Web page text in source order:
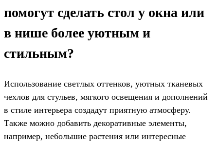
помогут сделать стол у окна или
в нише более уютным и
стильным?
Использование светлых оттенков, уютных тканевых
чехлов для стульев, мягкого освещения и дополнений
в стиле интерьера создадут приятную атмосферу.
Также можно добавить декоративные элементы,
например, небольшие растения или интересные